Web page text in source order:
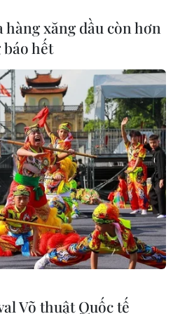
bị một
Iran?
cấp, ngăn
phạt
đô
chết và 13
xăng dầu còn hơn
hết
Võ thuật Quốc tế